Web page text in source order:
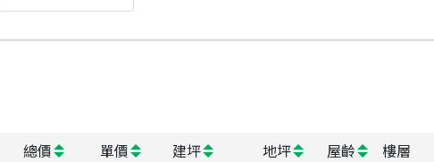
總價 單價 建坪 地坪 屋齡 樓層